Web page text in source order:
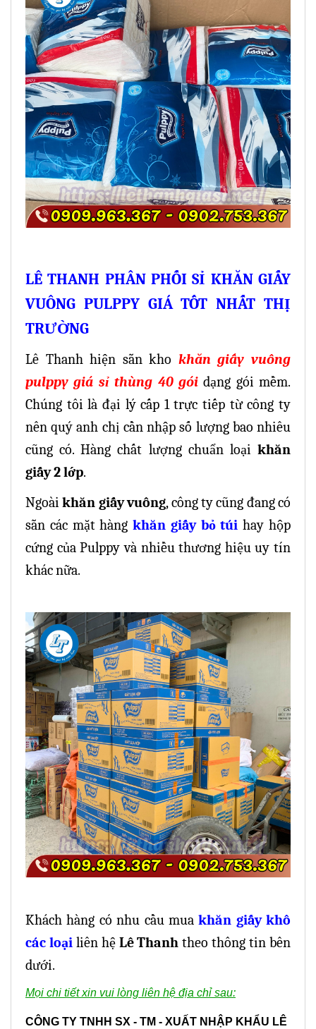
LÊ THANH PHÂN PHỐI SỈ KHĂN GIẤY
VUÔNG PULPPY GIÁ TỐT NHẤT THỊ
TRƯỜNG
Lê Thanh hiện sẵn kho khăn giấy vuông
pulppy giá sỉ thùng 40 góidạng gói mềm.
Chúng tôi là đại lý cấp 1 trực tiếp từ công ty
nên quý anh chị cần nhập số lượng bao nhiêu
cũng có. Hàng chất lượng chuẩn loại khăn
giấy 2 lớp.
Ngoàikhăn giấy vuông, công ty cũng đang có
sẵn các mặt hàngkhăn giấy bỏ túi hay hộp
cứng của Pulppy và nhiều thương hiệu uy tín
khác nữa.
Khách hàng có nhu cầu muakhăn giấy khô
các loại liên hệ Lê Thanhtheo thông tin bên
dưới.
Mọi chi tiết xin vui lòng liên hệ địa chỉ sau:
CÔNG TY TNHH SX - TM - XUẤT NHẬP KHẨU LÊ